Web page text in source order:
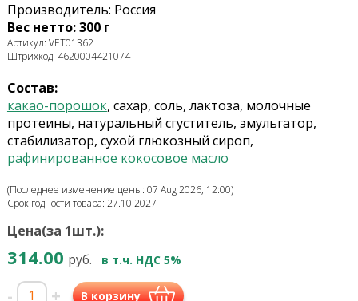
Производитель: Россия
Вес нетто: 300 г
Артикул: VET01362
Штрихкод: 4620004421074
Состав:
какао-порошок, сахар, соль, лактоза, молочные
протеины, натуральный сгуститель, эмульгатор,
стабилизатор, сухой глюкозный сироп,
рафинированное кокосовое масло
(Последнее изменение цены: 07 Aug 2026, 12:00)
Срок годности товара: 27.10.2027
Цена(за 1шт.):
314.00 руб. в т.ч. НДС 5%
- + В корзину